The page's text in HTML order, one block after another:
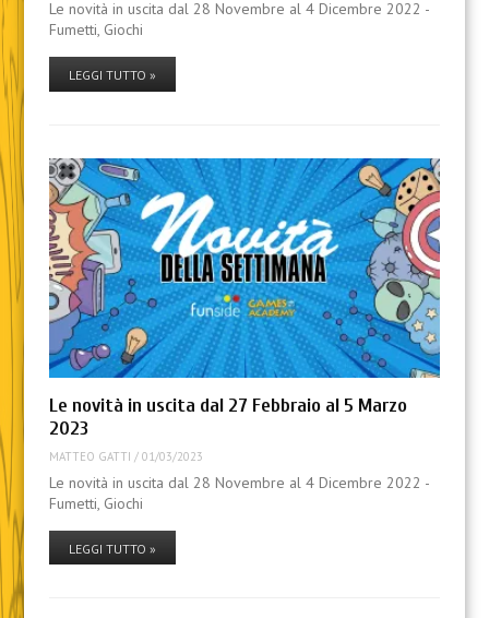
Le novità in uscita dal 28 Novembre al 4 Dicembre 2022 -
Fumetti, Giochi
LEGGI TUTTO »
Le novità in uscita dal 27 Febbraio al 5 Marzo
2023
MATTEO GATTI / 01/03/2023
Le novità in uscita dal 28 Novembre al 4 Dicembre 2022 -
Fumetti, Giochi
LEGGI TUTTO »